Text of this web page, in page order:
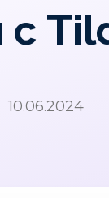
с
10.06.2024